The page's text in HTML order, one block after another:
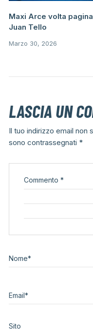
Maxi Arce volta
Juan Tello
Marzo 30, 2026
LASCIA UN
Il tuo indirizzo email non
sono contrassegnati *
Commento *
Nome*
Email*
Sito